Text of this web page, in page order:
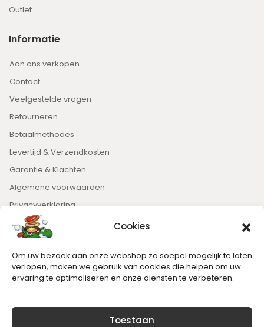
Cookies
Om uw bezoek aan onze webshop zo soepel mogelijk te laten
verlopen, maken we gebruik van cookies die helpen om uw
ervaring te optimaliseren en onze diensten te verbeteren.
Toestaan
Outlet
Informatie
Aan ons verkopen
Contact
Veelgestelde vragen
Retourneren
Betaalmethodes
Levertijd & Verzendkosten
Garantie & Klachten
Algemene voorwaarden
Privacyverklaring
Nieuwsbrief
Blijft op de hoogte van het laatste nieuws.